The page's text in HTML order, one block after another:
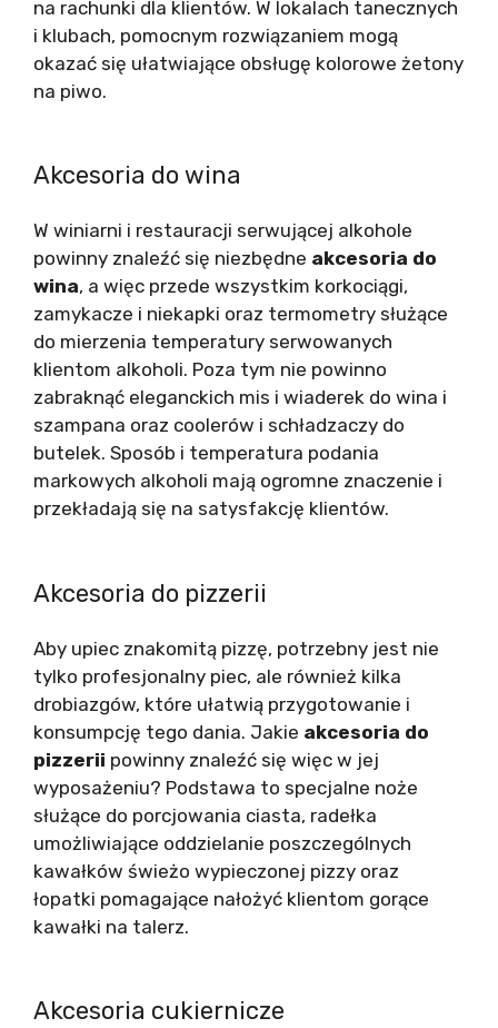
na rachunki dla klientów. W lokalach tanecznych
i klubach, pomocnym rozwiązaniem mogą
okazać się ułatwiające obsługę kolorowe żetony
na piwo.
Akcesoria do wina
W winiarni i restauracji serwującej alkohole
powinny znaleźć się niezbędne akcesoria do
wina, a więc przede wszystkim korkociągi,
zamykacze i niekapki oraz termometry służące
do mierzenia temperatury serwowanych
klientom alkoholi. Poza tym nie powinno
zabraknąć eleganckich mis i wiaderek do wina i
szampana oraz coolerów i schładzaczy do
butelek. Sposób i temperatura podania
markowych alkoholi mają ogromne znaczenie i
przekładają się na satysfakcję klientów.
Akcesoria do pizzerii
Aby upiec znakomitą pizzę, potrzebny jest nie
tylko profesjonalny piec, ale również kilka
drobiazgów, które ułatwią przygotowanie i
konsumpcję tego dania. Jakie akcesoria do
pizzerii powinny znaleźć się więc w jej
wyposażeniu? Podstawa to specjalne noże
służące do porcjowania ciasta, radełka
umożliwiające oddzielanie poszczególnych
kawałków świeżo wypieczonej pizzy oraz
łopatki pomagające nałożyć klientom gorące
kawałki na talerz.
Akcesoria cukiernicze